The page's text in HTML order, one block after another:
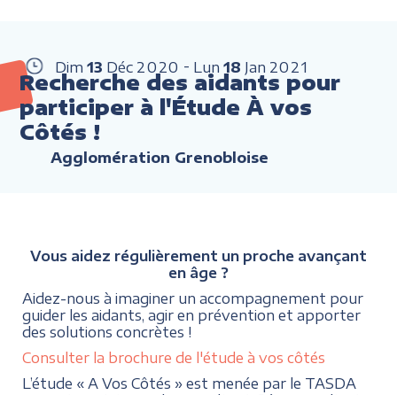
Dim 13 Déc 2020 Lun 18 Jan 2021
Recherche des aidants pour
participer à l'Étude À vos
Côtés !
Agglomération Grenobloise
Vous aidez régulièrement un proche avançant
en âge ?
Aidez-nous à imaginer un accompagnement pour
guider les aidants, agir en prévention et apporter
des solutions concrètes !
Consulter la brochure de l'étude à vos côtés
L’étude « A Vos Côtés » est menée par le TASDA